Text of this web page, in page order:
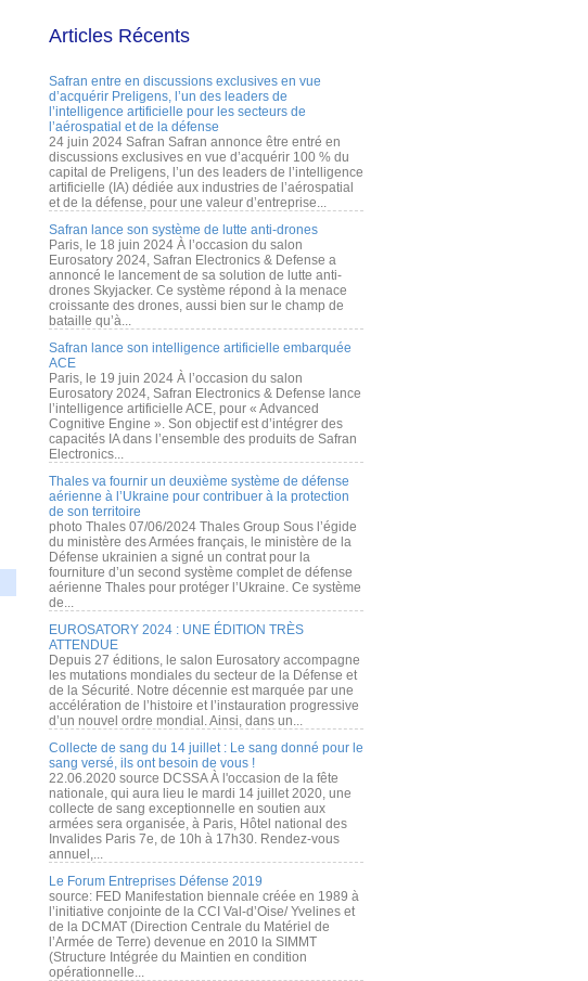
Articles Récents
Safran entre en discussions exclusives en vue
d’acquérir Preligens, l’un des leaders de
l’intelligence artificielle pour les secteurs de
l’aérospatial et de la défense
24 juin 2024 Safran Safran annonce être entré en
discussions exclusives en vue d’acquérir 100 % du
capital de Preligens, l’un des leaders de l’intelligence
artificielle (IA) dédiée aux industries de l’aérospatial
et de la défense, pour une valeur d’entreprise...
Safran lance son système de lutte anti-drones
Paris, le 18 juin 2024 À l’occasion du salon
Eurosatory 2024, Safran Electronics & Defense a
annoncé le lancement de sa solution de lutte anti-
drones Skyjacker. Ce système répond à la menace
croissante des drones, aussi bien sur le champ de
bataille qu’à...
Safran lance son intelligence artificielle embarquée
ACE
Paris, le 19 juin 2024 À l’occasion du salon
Eurosatory 2024, Safran Electronics & Defense lance
l’intelligence artificielle ACE, pour « Advanced
Cognitive Engine ». Son objectif est d’intégrer des
capacités IA dans l’ensemble des produits de Safran
Electronics...
Thales va fournir un deuxième système de défense
aérienne à l’Ukraine pour contribuer à la protection
de son territoire
photo Thales 07/06/2024 Thales Group Sous l’égide
du ministère des Armées français, le ministère de la
Défense ukrainien a signé un contrat pour la
fourniture d’un second système complet de défense
aérienne Thales pour protéger l’Ukraine. Ce système
de...
EUROSATORY 2024 : UNE ÉDITION TRÈS
ATTENDUE
Depuis 27 éditions, le salon Eurosatory accompagne
les mutations mondiales du secteur de la Défense et
de la Sécurité. Notre décennie est marquée par une
accélération de l’histoire et l’instauration progressive
d’un nouvel ordre mondial. Ainsi, dans un...
Collecte de sang du 14 juillet : Le sang donné pour le
sang versé, ils ont besoin de vous !
22.06.2020 source DCSSA À l'occasion de la fête
nationale, qui aura lieu le mardi 14 juillet 2020, une
collecte de sang exceptionnelle en soutien aux
armées sera organisée, à Paris, Hôtel national des
Invalides Paris 7e, de 10h à 17h30. Rendez-vous
annuel,...
Le Forum Entreprises Défense 2019
source: FED Manifestation biennale créée en 1989 à
l’initiative conjointe de la CCI Val-d’Oise/ Yvelines et
de la DCMAT (Direction Centrale du Matériel de
l’Armée de Terre) devenue en 2010 la SIMMT
(Structure Intégrée du Maintien en condition
opérationnelle...